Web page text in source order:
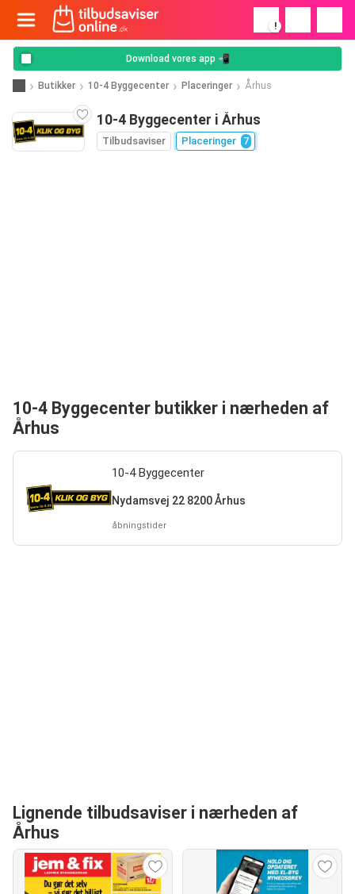
!
Download vores app 📲
Butikker 10-4 Byggecenter Placeringer Århus
10-4 Byggecenter i Århus
Tilbudsaviser Placeringer 7
10-4 Byggecenter butikker i nærheden af
Århus
10-4 Byggecenter
Nydamsvej 22 8200 Århus
åbningstider
Lignende tilbudsaviser i nærheden af
Århus